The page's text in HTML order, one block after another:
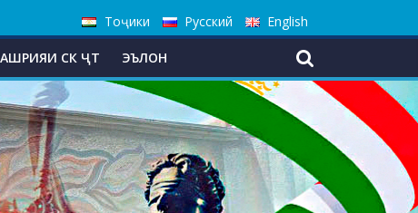
Тоҷики Русский English
СК ҶТ ЭЪЛОН